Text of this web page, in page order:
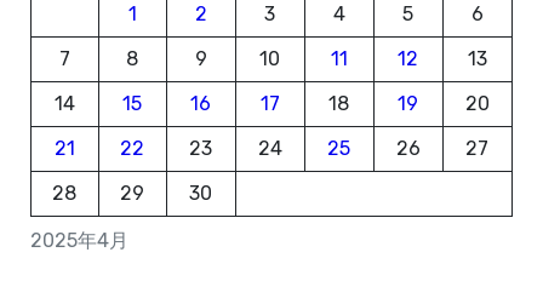
2025年4月
1 2 3 4 5
6
7
8 9 10 11 12
13
14
15 16 17 18 19
20
21
22 23 24 25 26
27
28
29 30